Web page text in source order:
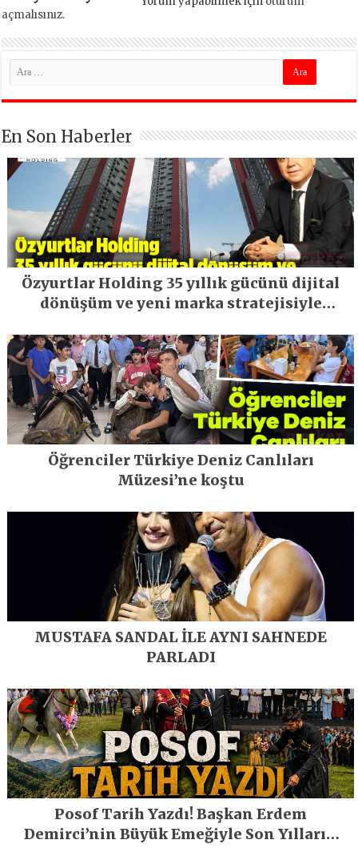
açmalısınız.
En Son Haberler
Özyurtlar Holding 35 yıllık gücünü dijital
dönüşüm ve yeni marka stratejisiyle
Öğrenciler Türkiye Deniz Canlıları
Müzesi’ne koştu
MUSTAFA SANDAL İLE AYNI SAHNEDE
PARLADI
Posof Tarih Yazdı! Başkan Erdem
Demirci’nin Büyük Emeğiyle Son Yılların